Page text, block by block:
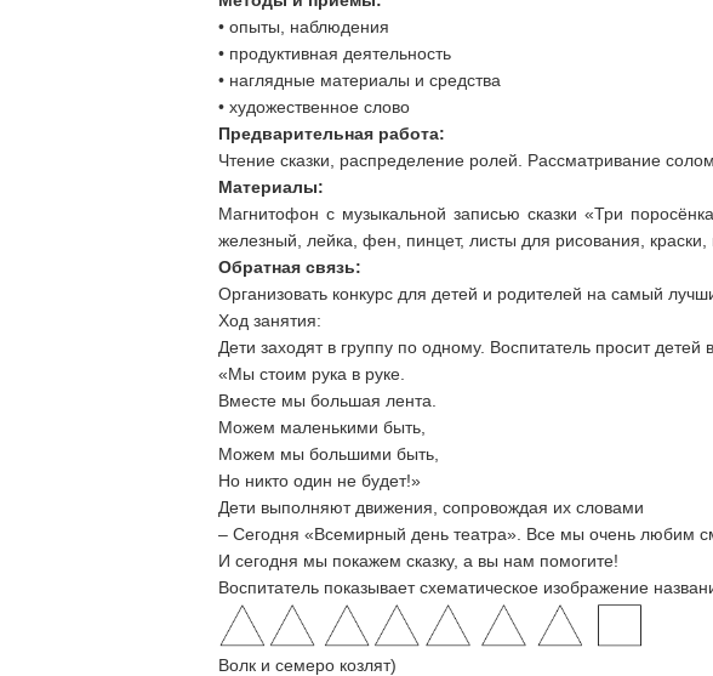
• опыты, наблюдения
• продуктивная деятельность
• наглядные материалы и средства
• художественное слово
Предварительная работа:
Чтение сказки, распределение ролей. Рассматривание
Материалы:
Магнитофон с музыкальной записью сказки «Три
железный, лейка, фен, пинцет, листы для рисования, краски,
Обратная связь:
Организовать конкурс для детей и родителей на самый
Ход занятия:
Дети заходят в группу по одному. Воспитатель просит детей
«Мы стоим рука в руке.
Вместе мы большая лента.
Можем маленькими быть,
Можем мы большими быть,
Но никто один не будет!»
Дети выполняют движения, сопровождая их словами
– Сегодня «Всемирный день театра». Все мы очень любим
И сегодня мы покажем сказку, а вы нам помогите!
Воспитатель показывает схематическое изображение
Волк и семеро козлят)